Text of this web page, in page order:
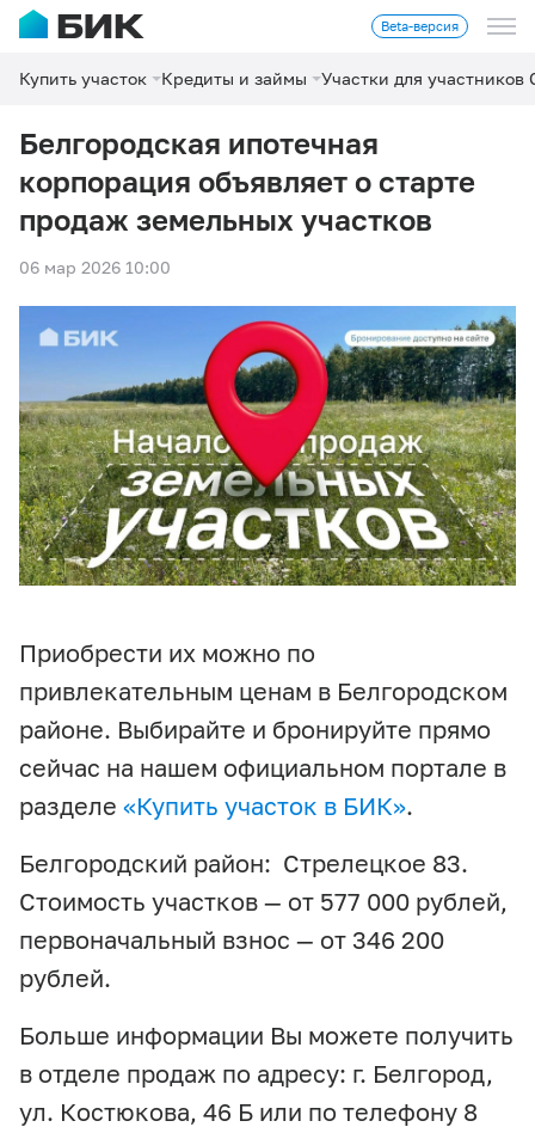
Beta-версия
Купить участок Кредиты и займы Участки для участников
Белгородская ипотечная
корпорация объявляет о старте
продаж земельных участков
06 мар 2026 10:00
Приобрести их можно по
привлекательным ценам в Белгородском
районе. Выбирайте и бронируйте прямо
сейчас на нашем официальном портале в
разделе «Купить участок в БИК».
Белгородский район: Стрелецкое 83.
Стоимость участков — от 577 000 рублей,
первоначальный взнос — от 346 200
рублей.
Больше информации Вы можете получить
в отделе продаж по адресу: г. Белгород,
ул. Костюкова, 46 Б или по телефону 8